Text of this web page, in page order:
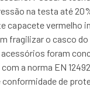
na testa até
capacete vermelho
fragilizar o casco
foram
a norma EN
de